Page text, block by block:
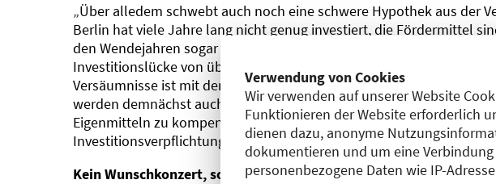
Verwendung von Cookies
Wir verwenden auf unserer Website
Funktionieren der Website erforderlich
dienen dazu, anonyme
dokumentieren und um eine
personenbezogene Daten wie IP-
„Über alledem schwebt auch noch eine schwere Hypothek aus der
Berlin hat viele Jahre lang nicht genug investiert, die Fördermittel
den Wendejahren sogar um zwei Drittel geschrumpft. So ist eine
Investitionslücke von über 2 Milliarden Euro aufgelaufen. Ein
Versäumnisse ist mit dem Haushaltsentwurf ebenfalls nicht möglich.
werden demnächst auch weniger finanzielle Flexibilität haben,
Eigenmitteln zu kompensieren. Damit kommt es jetzt zum Schwur
Investitionsverpflichtung der Länder“, so Schreiner weiter.
Kein Wunschkonzert, sondern nachgewiesener Bedarf